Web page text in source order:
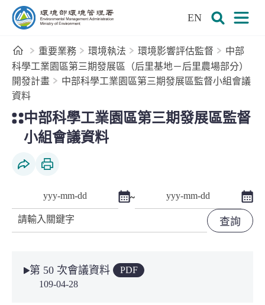
跳到主要內容區塊
EN
首頁重要業務 環境執法 環境影響評估監督
中部
科學工業園區第三期發展區（后里基地－后里農場部分）
開發計畫
中部科學工業園區第三期發展區監督小組會議
資料
中部科學工業園區第三期發展區監督
小組會議資料
查詢起日期
點擊選擇日期起日
~
查詢迄日期
點擊
關鍵字
109-04-28
第 50 次會議資料 PDF